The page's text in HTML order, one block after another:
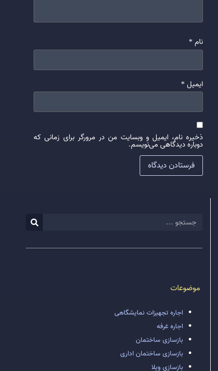
نام *
ایمیل *
ذخیره نام، ایمیل و وبسایت من در مرورگر برای زمانی که
دوباره دیدگاهی می‌نویسم.
موضوعات
اجاره تجهیزات نمایشگاهی
اجاره غرفه
بازسازی ساختمان
بازسازی ساختمان اداری
بازسازی ویلا